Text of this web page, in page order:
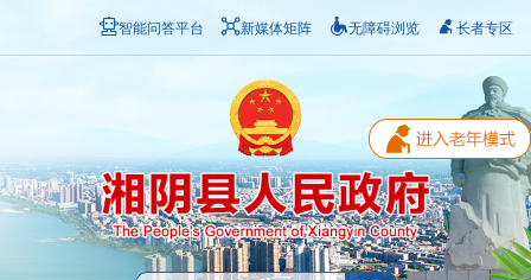
智能问答平台 新媒体矩阵 无障碍浏览 长者专区